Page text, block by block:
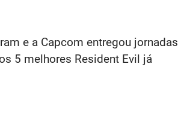
e a Capcom entregou jornadas
5 melhores Resident Evil já